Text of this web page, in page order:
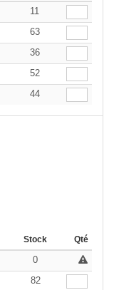
11
63
36
52
44
Stock Qté
0
82